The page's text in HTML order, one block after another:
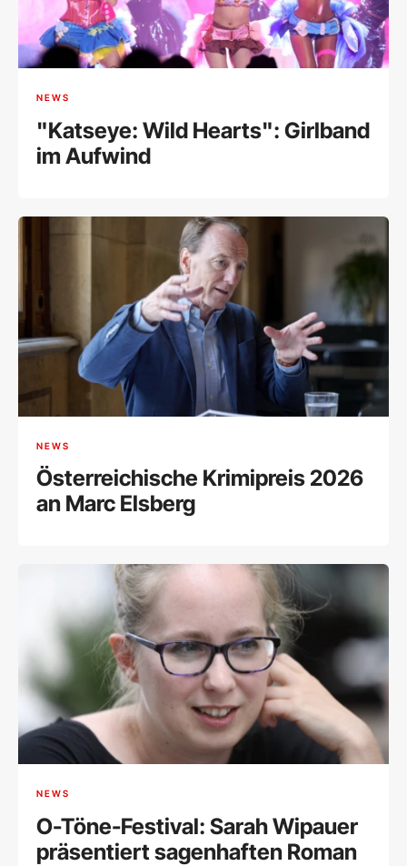
NEWS
"Katseye: Wild Hearts": Girlband
im Aufwind
NEWS
Österreichische Krimipreis 2026
an Marc Elsberg
NEWS
O-Töne-Festival: Sarah Wipauer
präsentiert sagenhaften Roman